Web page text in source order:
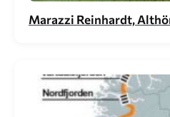
Marazzi Reinhardt,